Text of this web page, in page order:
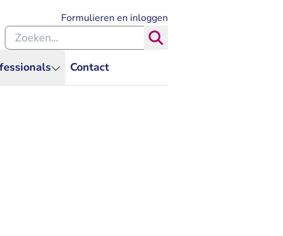
Contact
Formulieren en inloggen
Zoeken binnen de Rechtspraak